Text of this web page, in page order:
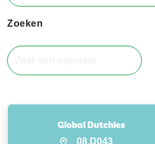
Zoeken
Global Dutchies
08.D043